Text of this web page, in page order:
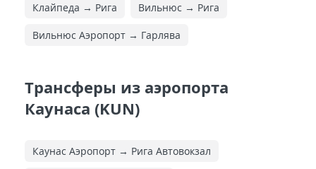
Клайпеда → Рига Вильнюс → Рига
Вильнюс Аэропорт → Гарлява
Трансферы из аэропорта
Каунаса (KUN)
Каунас Аэропорт → Рига Автовокзал